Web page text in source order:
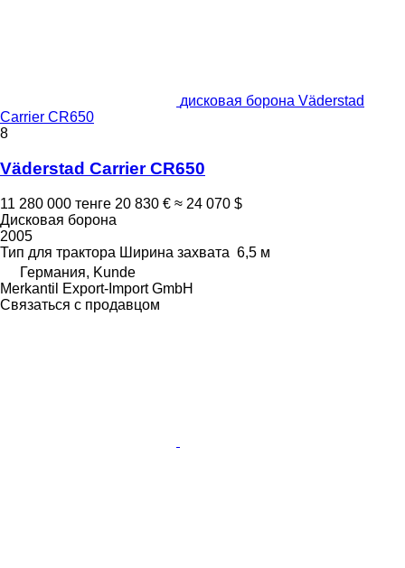
дисковая борона Väderstad
Carrier CR650
8
Väderstad Carrier CR650
11 280 000 тенге 20 830 € ≈ 24 070 $
Дисковая борона
2005
Тип для трактора Ширина захвата 6,5 м
Германия, Kunde
Merkantil Export-Import GmbH
Связаться с продавцом